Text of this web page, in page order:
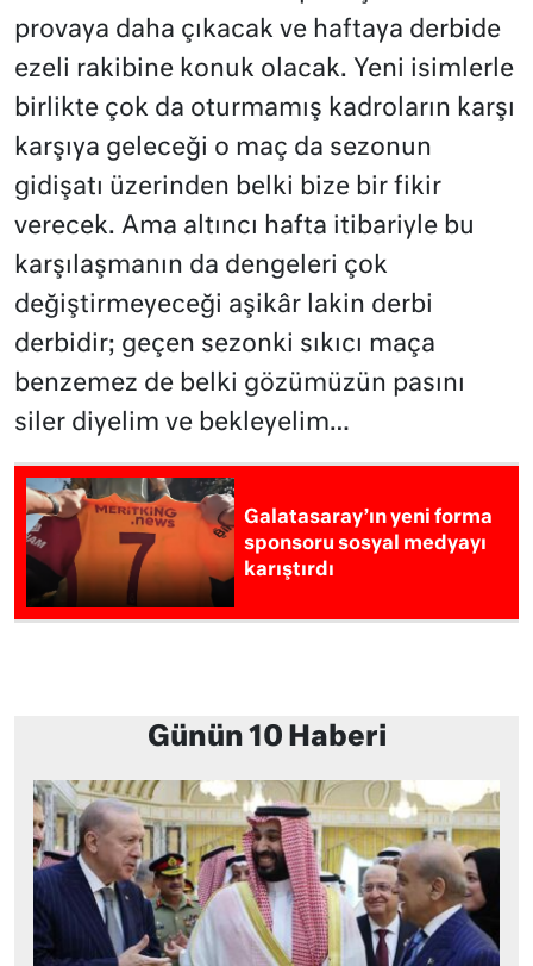
provaya daha çıkacak ve haftaya derbide
ezeli rakibine konuk olacak. Yeni isimlerle
birlikte çok da oturmamış kadroların karşı
karşıya geleceği o maç da sezonun
gidişatı üzerinden belki bize bir fikir
verecek. Ama altıncı hafta itibariyle bu
karşılaşmanın da dengeleri çok
değiştirmeyeceği aşikâr lakin derbi
derbidir; geçen sezonki sıkıcı maça
benzemez de belki gözümüzün pasını
siler diyelim ve bekleyelim…
Galatasaray’ın yeni forma
sponsoru sosyal medyayı
karıştırdı
Günün 10 Haberi